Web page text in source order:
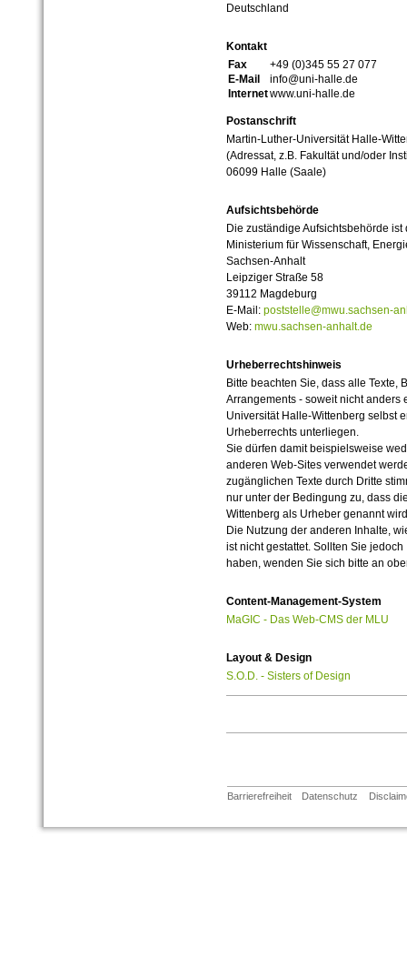
Deutschland
Kontakt
Fax
+49 (0)345 55 27 077
E-Mail
info@uni-halle.de
Internetwww.uni-halle.de
Postanschrift
Martin-Luther-Universität Halle-
(Adressat, z.B. Fakultät und/oder
06099 Halle (Saale)
Aufsichtsbehörde
Die zuständige Aufsichtsbehörde ist
Ministerium für Wissenschaft,
Sachsen-Anhalt
Leipziger Straße 58
39112 Magdeburg
E-Mail: poststelle@mwu.sachsen-
Web: mwu.sachsen-anhalt.de
Urheberrechtshinweis
Bitte beachten Sie, dass alle Texte,
Arrangements - soweit nicht anders
Universität Halle-Wittenberg selbst
Urheberrechts unterliegen.
Sie dürfen damit beispielsweise
anderen Web-Sites verwendet
zugänglichen Texte durch Dritte
nur unter der Bedingung zu, dass
Wittenberg als Urheber genannt
Die Nutzung der anderen Inhalte,
ist nicht gestattet. Sollten Sie
haben, wenden Sie sich bitte an
Content-Management-System
MaGIC - Das Web-CMS der MLU
Layout & Design
S.O.D. - Sisters of Design
Barrierefreiheit Datenschutz